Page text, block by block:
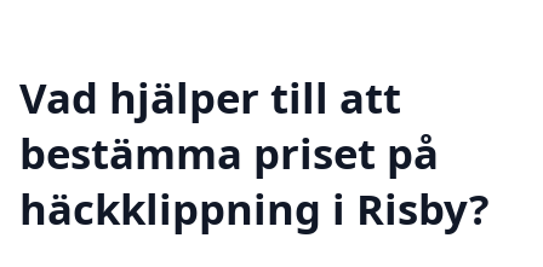
Vad hjälper till att
bestämma priset på
häckklippning i Risby?